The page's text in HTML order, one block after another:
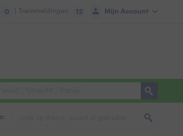
Mijn Account
0 | Treinmeldingen 12